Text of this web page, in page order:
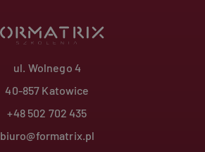
ul. Wolnego 4
40-857 Katowice
+48 502 702 435
biuro@formatrix.pl